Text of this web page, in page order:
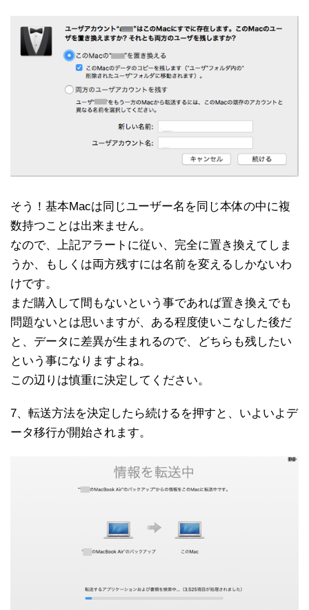
そう！基本Macは同じユーザー名を同じ本体の中に複
数持つことは出来ません。
なので、上記アラートに従い、完全に置き換えてしま
うか、もしくは両方残すには名前を変えるしかないわ
けです。
まだ購入して間もないという事であれば置き換えでも
問題ないとは思いますが、 ある程度使いこなした後だ
と、データに差異が生まれるので、どちらも残したい
という事になりますよね。
この辺りは慎重に決定してください。
7、転送方法を決定したら続けるを押すと、いよいよデ
ータ移行が開始されます。